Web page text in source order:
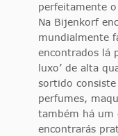
perfeitamente
Na Bijenkorf
mundialmente
encontrados lá
luxo’ de alta
sortido
perfumes,
também há um
encontrarás